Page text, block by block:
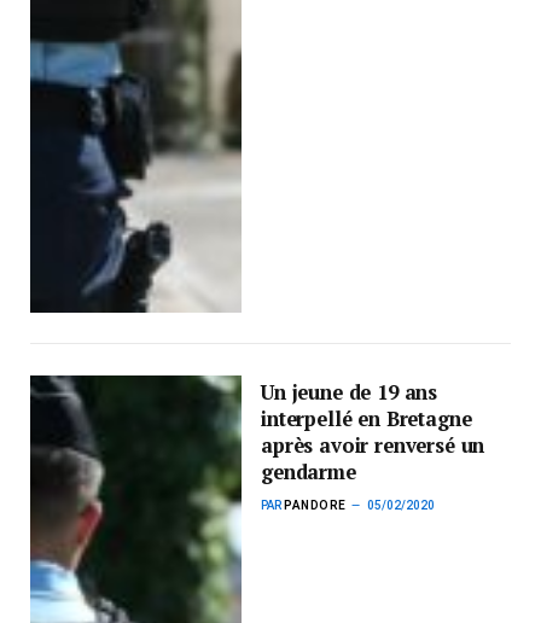
Un jeune de 19 ans
interpellé en Bretagne
après avoir renversé un
gendarme
PAR PANDORE 05/02/2020